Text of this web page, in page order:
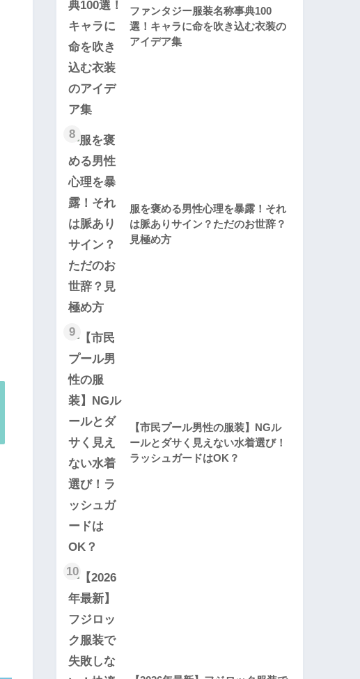
ファンタジー服装名称事典100
選！キャラに命を吹き込む衣装の
アイデア集
8
服を褒める男性心理を暴露！それ
は脈ありサイン？ただのお世辞？
見極め方
9
【市民プール男性の服装】NGル
ールとダサく見えない水着選び！
ラッシュガードはOK？
10